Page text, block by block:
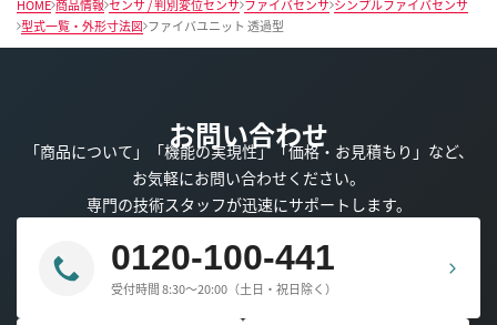
HOME 商品情報 センサ / 判別変位センサ ファイバセンサ シンプルファイバセンサ
型式一覧・外形寸法図 ファイバユニット 透過型
お問い合わせ
「商品について」「機能の実現性」「価格・お見積もり」など、
お気軽にお問い合わせください。
専門の技術スタッフが迅速にサポートします。
0120-100-441
受付時間 8:30～20:00（土日・祝日除く）